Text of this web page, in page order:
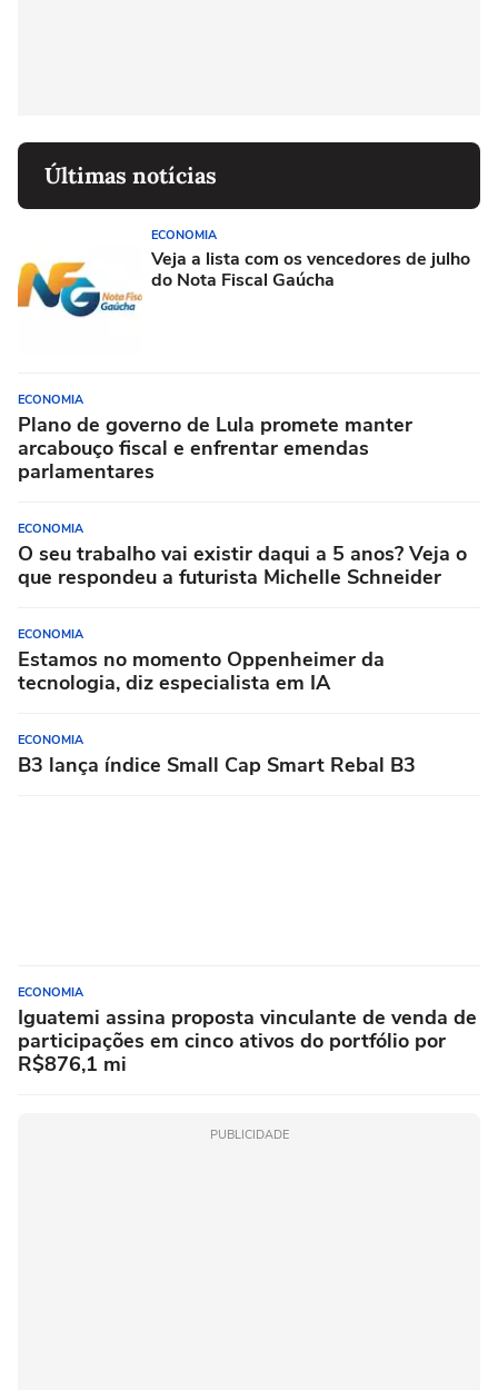
Últimas notícias
ECONOMIA
Veja a lista com os vencedores de julho
do Nota Fiscal Gaúcha
ECONOMIA
Plano de governo de Lula promete manter
arcabouço fiscal e enfrentar emendas
parlamentares
ECONOMIA
O seu trabalho vai existir daqui a 5 anos? Veja o
que respondeu a futurista Michelle Schneider
ECONOMIA
Estamos no momento Oppenheimer da
tecnologia, diz especialista em IA
ECONOMIA
B3 lança índice Small Cap Smart Rebal B3
ECONOMIA
Iguatemi assina proposta vinculante de venda de
participações em cinco ativos do portfólio por
R$876,1 mi
PUBLICIDADE